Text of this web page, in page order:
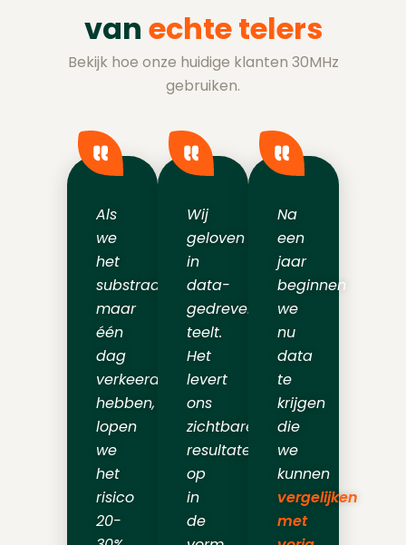
van echte telers
Bekijk hoe onze huidige klanten 30MHz
gebruiken.
Als
we
het
substraat
maar
één
dag
verkeerd
hebben,
lopen
we
het
risico
20-
Wij
geloven
in
data-
gedreven
teelt.
Het
levert
ons
zichtbare
resultaten
op
in
de
Na
een
jaar
beginnen
we
nu
data
te
krijgen
die
we
kunnen
vergelijken
met